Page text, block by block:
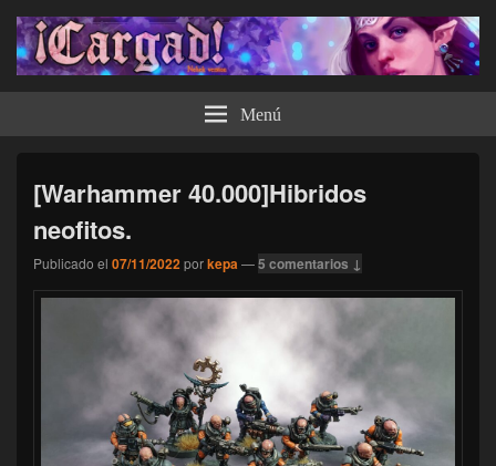
¡Cargad! Menú
[Warhammer 40.000]Hibridos
neofitos.
Publicado el 07/11/2022porkepa—5 comentarios ↓